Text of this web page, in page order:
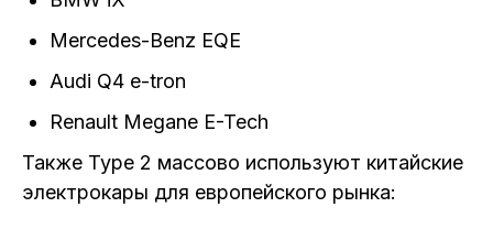
Mercedes-Benz EQE
Audi Q4 e-tron
Renault Megane E-Tech
Также Type 2 массово используют китайские
электрокары для европейского рынка: